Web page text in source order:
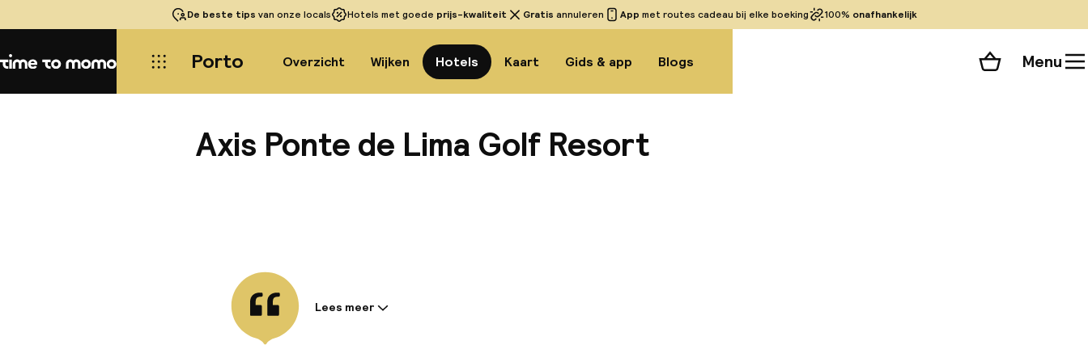
De beste tips van onze locals Hotels met goede prijs-kwaliteit Gratis annuleren App met routes cadeau bij elke boeking 100% onafhankelijk
Home Porto Overzicht Wijken Hotels Kaart Gids & app Blogs Winkelmand
Menu
Axis Ponte de Lima Golf Resort
Informatie gedeeld door de accommodatie:
Lees meer